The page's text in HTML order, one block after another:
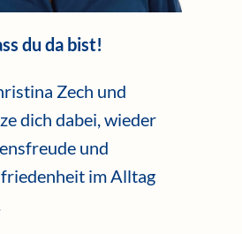
du da bist!
Zech und
dich dabei, wieder
und
im Alltag